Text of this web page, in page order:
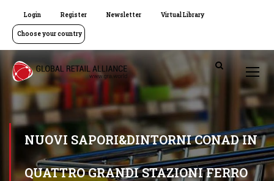
Login Register Newsletter Virtual Library
Choose your country
NUOVI SAPORI&DINTORNI CONAD IN
QUATTRO GRANDI STAZIONI FERRO